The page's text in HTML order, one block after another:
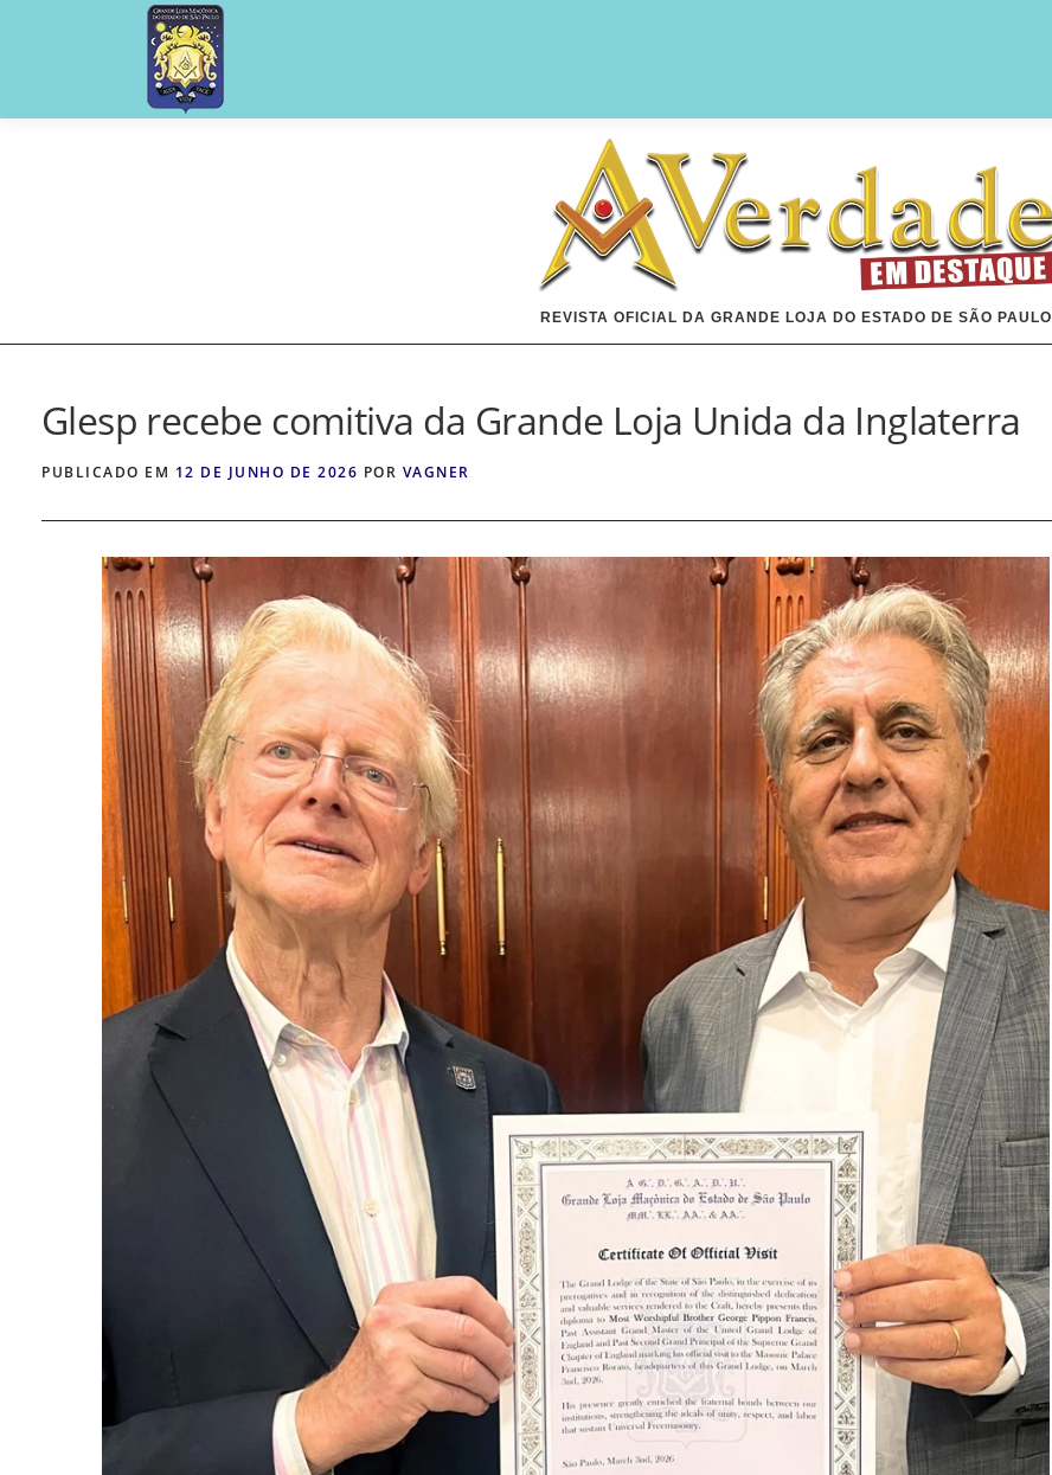
REVISTA OFICIAL DA GRANDE LOJA DO ESTADO DE SÃO PAULO
Glesp recebe comitiva da Grande Loja Unida da Inglaterra
PUBLICADO EM 12 DE JUNHO DE 2026 POR VAGNER